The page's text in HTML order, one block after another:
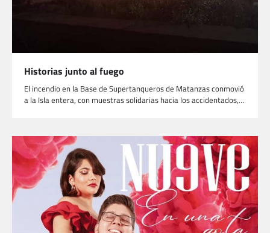
Historias junto al fuego
El incendio en la Base de Supertanqueros de Matanzas conmovió
a la Isla entera, con muestras solidarias hacia los accidentados,…